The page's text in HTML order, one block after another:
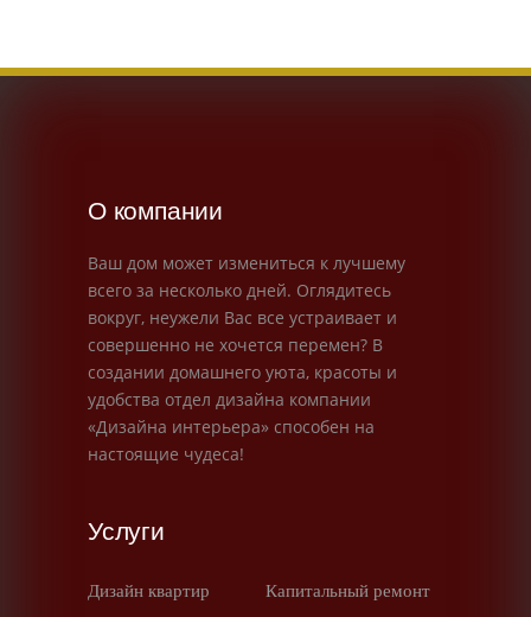
О компании
Ваш дом может измениться к лучшему
всего за несколько дней. Оглядитесь
вокруг, неужели Вас все устраивает и
совершенно не хочется перемен? В
создании домашнего уюта, красоты и
удобства отдел дизайна компании
«Дизайна интерьера» способен на
настоящие чудеса!
Услуги
Дизайн квартир
Капитальный ремонт